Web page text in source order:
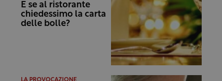
E se al ristorante
chiedessimo la carta
delle bolle?